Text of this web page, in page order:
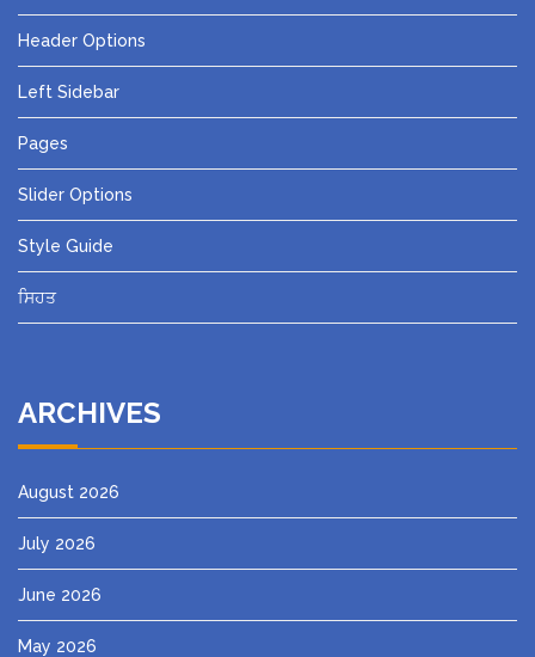
Header Options
Left Sidebar
Pages
Slider Options
Style Guide
ਸਿਹਤ
ARCHIVES
August 2026
July 2026
June 2026
May 2026